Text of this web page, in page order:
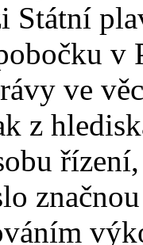
Státní
v
ve
z